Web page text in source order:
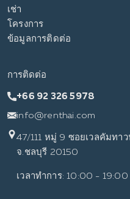
เช่า
โครงการ
ข้อมูลการติดต่อ
การติดต่อ
+66 92 326 5978
info@renthai.com
47/111 หมู่ 9 ซอยเวลคัมทา
จ.ชลบุรี 20150
เวลาทำการ: 10:00 - 19:00